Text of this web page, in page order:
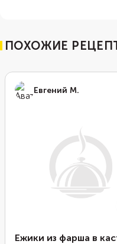
ПОХОЖИЕ
Евгений М.
Ежики из фарша в